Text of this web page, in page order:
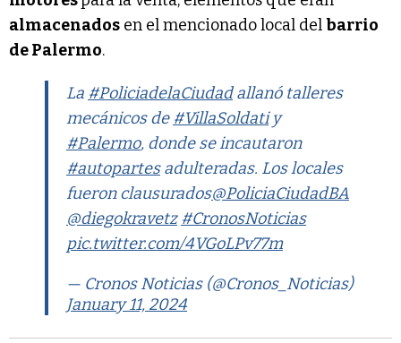
almacenados en el mencionado local delbarrio
de Palermo.
La #PoliciadelaCiudadallanó talleres
mecánicos de #VillaSoldatiy
#Palermo, donde se incautaron
#autopartesadulteradas. Los locales
fueron clausurados@PoliciaCiudadBA
@diegokravetz #CronosNoticias
pic.twitter.com/4VGoLPv77m
— Cronos Noticias (@Cronos_Noticias)
January 11, 2024